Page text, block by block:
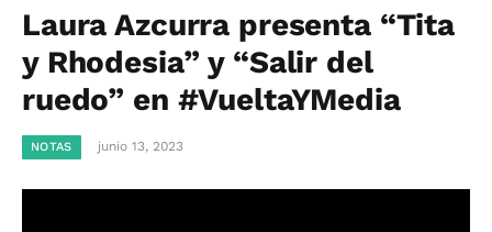
Laura Azcurra presenta “Tita
y Rhodesia” y “Salir del
ruedo” en #VueltaYMedia
NOTAS junio 13, 2023